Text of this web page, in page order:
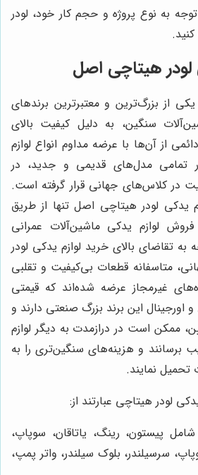
به نوع پروژه و حجم کار خود، لودر
لودر هیتاچی اصل
از بزرگ‌ترین و معتبرترین برندهای
سنگین، به دلیل کیفیت بالای
از آن‌ها با عرضه مداوم انواع لوازم
تمامی مدل‌های قدیمی و جدید، در
در کلاس‌های جهانی قرار گرفته است.
یدکی لودر هیتاچی اصل تنها از طریق
فروش لوازم یدکی ماشین‌آلات عمرانی
به تقاضای بالای خرید لوازم یدکی لودر
متاسفانه قطعات بی‌کیفیت و تقلبی
غیرمجاز عرضه شده‌اند که قیمتی
اورجینال این برند بزرگ صنعتی دارند و
ممکن است در درازمدت به دیگر لوازم
برسانند و هزینه‌های سنگین‌تری را به
تحمیل نمایند.
لودر هیتاچی عبارتند از:
شامل پیستون، رینگ، یاتاقان، سوپاپ،
سرسیلندر، بلوک سیلندر، واتر پمپ،